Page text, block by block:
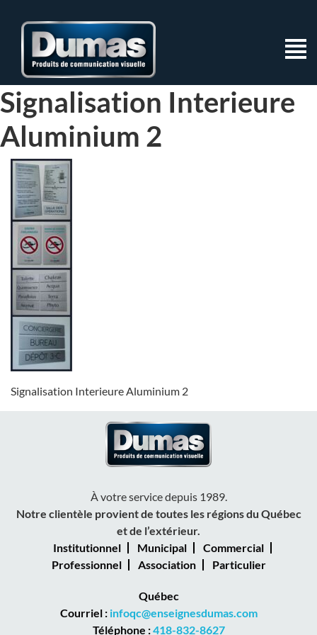
Signalisation Interieure
Aluminium 2
Signalisation Interieure Aluminium 2
À votre service depuis 1989.
Notre clientèle provient de toutes les régions du Québec
et de l’extérieur.
Institutionnel
Municipal
Commercial
Professionnel
Association Particulier
Québec
Courriel : infoqc@enseignesdumas.com
Téléphone :418-832-8627